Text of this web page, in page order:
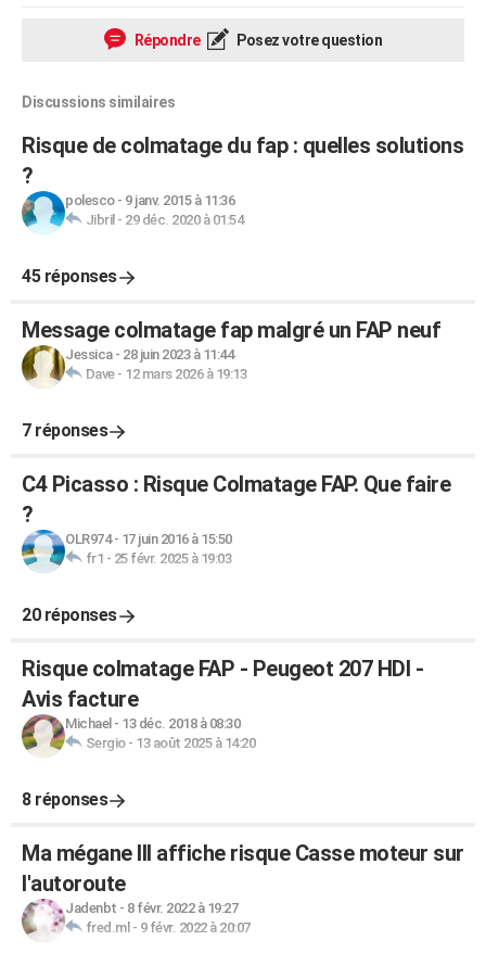
Répondre Posez votre question
Discussions similaires
Risque de colmatage du fap : quelles solutions
?
polesco- 9 janv. 2015 à 11:36
Jibril - 29 déc. 2020 à 01:54
45 réponses
Message colmatage fap malgré un FAP neuf
Jessica- 28 juin 2023 à 11:44
Dave- 12 mars 2026 à 19:13
7 réponses
C4 Picasso : Risque Colmatage FAP. Que faire
?
OLR974- 17 juin 2016 à 15:50
fr1 - 25 févr. 2025 à 19:03
20 réponses
Risque colmatage FAP - Peugeot 207 HDI -
Avis facture
Michael - 13 déc. 2018 à 08:30
Sergio- 13 août 2025 à 14:20
8 réponses
Ma mégane III affiche risque Casse moteur sur
l'autoroute
Jadenbt - 8 févr. 2022 à 19:27
fred.ml - 9 févr. 2022 à 20:07